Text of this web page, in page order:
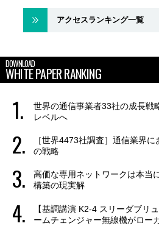
アクセスランキング一覧
DOWNLOAD
WHITE PAPER RANKING
世界の通信事業者33社の成長戦
レベルへ
［世界4473社調査］通信業界
の戦略
高価な専用ネットワークは本当
構築の現実解
【基調講演 K2-4 スリーダブリ
ームチェンジャー無線機がロー